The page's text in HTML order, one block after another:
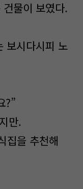
물이 보였다.
보시다시피 노
?”
만.
집을 추천해